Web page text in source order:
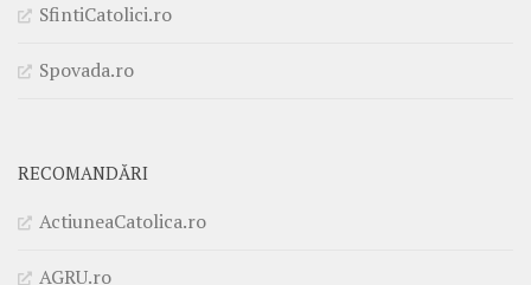
SfintiCatolici.ro
Spovada.ro
RECOMANDĂRI
ActiuneaCatolica.ro
AGRU.ro